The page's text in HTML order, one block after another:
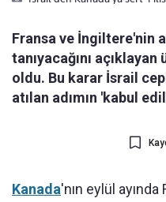
Fransa ve İngiltere'nin
tanıyacağını
oldu. Bu karar İsrail
atılan adımın 'kabul
Kanada'nın eylül